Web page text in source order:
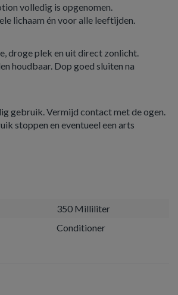
volledig is opgenomen.
lichaam én voor alle leeftijden.
droge plek en uit direct zonlicht.
houdbaar. Dop goed sluiten na
gebruik. Vermijd contact met de ogen.
stoppen en eventueel een arts
350 Milliliter
Conditioner